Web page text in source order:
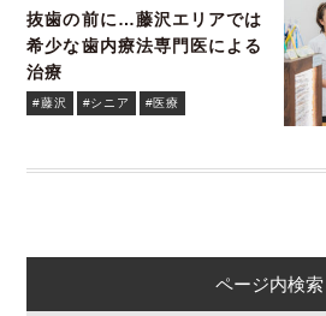
抜歯の前に…藤沢エリアでは
希少な歯内療法専門医による
治療
#藤沢 #シニア #医療
ページ内検索